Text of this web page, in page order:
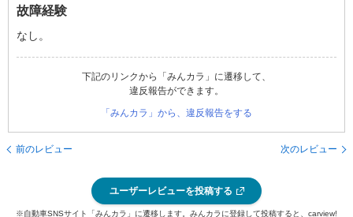
故障経験
なし。
下記のリンクから「みんカラ」に遷移して、
違反報告ができます。
「みんカラ」から、違反報告をする
前のレビュー 次のレビュー
ユーザーレビューを投稿する
※自動車SNSサイト「みんカラ」に遷移します。みんカラに登録して投稿すると、carview!